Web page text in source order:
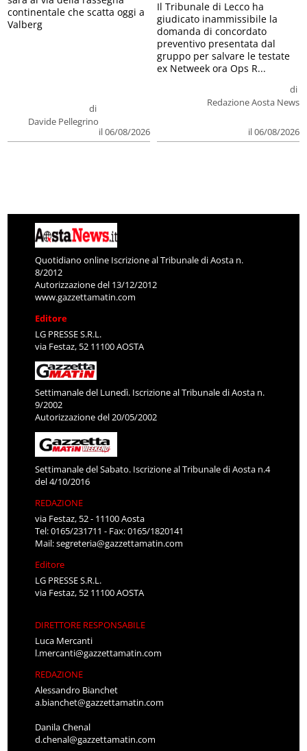
di
Davide Pellegrino
il 06/08/2026
continentale che scatta oggi a
Valberg
di
Redazione Aosta News
il 06/08/2026
Il Tribunale di Lecco ha
giudicato inammissibile la
domanda di concordato
preventivo presentata dal
gruppo per salvare le testate
ex Netweek ora Ops R...
Quotidiano online Iscrizione al Tribunale di Aosta n.
8/2012
Autorizzazione del 13/12/2012
www.gazzettamatin.com
Editore
LG PRESSE S.R.L.
via Festaz, 52 11100 AOSTA
Settimanale del Lunedì. Iscrizione al Tribunale di Aosta n.
9/2002
Autorizzazione del 20/05/2002
Settimanale del Sabato. Iscrizione al Tribunale di Aosta n.4
del 4/10/2016
REDAZIONE
via Festaz, 52 - 11100 Aosta
Tel: 0165/231711 - Fax: 0165/1820141
Mail:segreteria@gazzettamatin.com
Editore
LG PRESSE S.R.L.
via Festaz, 52 11100 AOSTA
DIRETTORE RESPONSABILE
Luca Mercanti
l.mercanti@gazzettamatin.com
REDAZIONE
Alessandro Bianchet
a.bianchet@gazzettamatin.com
Danila Chenal
d.chenal@gazzettamatin.com